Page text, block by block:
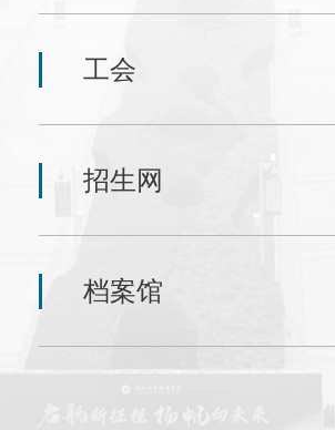
工会
招生网
档案馆